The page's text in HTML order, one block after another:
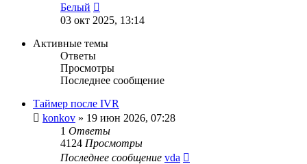
Белый
к
последнему
сообщению
03 окт 2025, 13:14
Активные темы
Ответы
Просмотры
Последнее сообщение
Таймер после IVR
konkov » 19 июн 2026, 07:28
1 Ответы
4124 Просмотры
Последнее сообщение vda